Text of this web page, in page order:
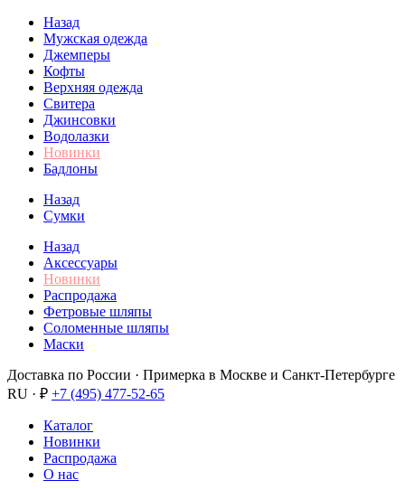
Назад
Мужская одежда
Джемперы
Кофты
Верхняя одежда
Свитера
Джинсовки
Водолазки
Новинки
Бадлоны
Назад
Сумки
Назад
Аксессуары
Новинки
Распродажа
Фетровые шляпы
Соломенные шляпы
Маски
Доставка по России · Примерка в Москве и Санкт-Петербурге
RU · ₽ +7 (495) 477-52-65
Каталог
Новинки
Распродажа
О нас